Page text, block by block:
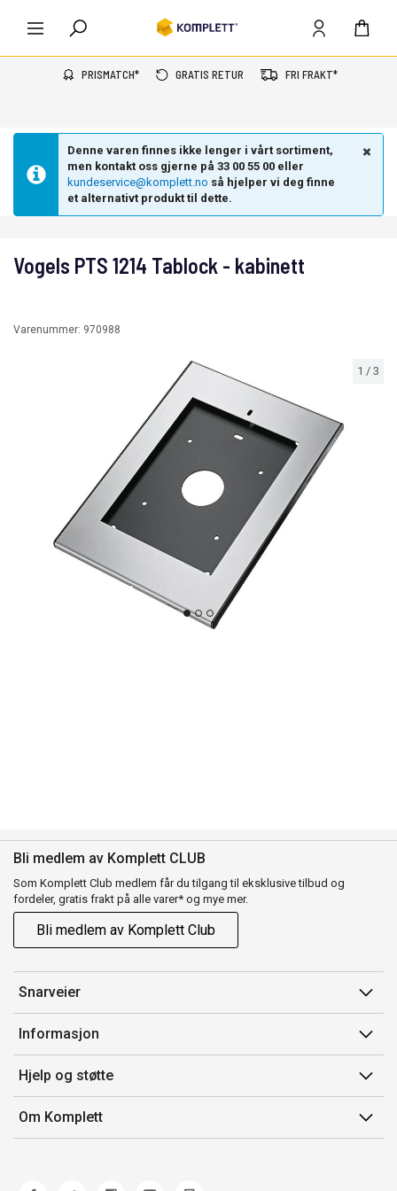
PRISMATCH* GRATIS RETUR FRI FRAKT*
Denne varen finnes ikke lenger i vårt sortiment,
men kontakt oss gjerne på 33 00 55 00 eller
kundeservice@komplett.no så hjelper vi deg finne
et alternativt produkt til dette.
1 / 3
Vogels PTS 1214 Tablock - kabinett
Varenummer: 970988
Bli medlem av Komplett CLUB
Som Komplett Club medlem får du tilgang til eksklusive tilbud og
fordeler, gratis frakt på alle varer* og mye mer.
Bli medlem av Komplett Club
Snarveier
Min side
Ordreoversikt
Flex
Komplett Club
Informasjon
Salgsbetingelser
Medlemsvilkår for Komplett Club
Merker/produsent
Hjelp og støtte
Kontakt oss
Kundeservice
Om Komplett